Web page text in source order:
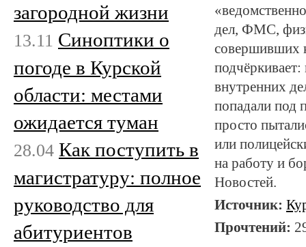
дел, ФМС,
совершивших
внутренних
попадали под
просто
или
на работу и
Новостей.
Источник:
Прочтений:
загородной жизни
13.11 Cиноптики о
погоде в Курской
области: местами
ожидается туман
28.04 Как поступить в
магистратуру: полное
руководство для
абитуриентов